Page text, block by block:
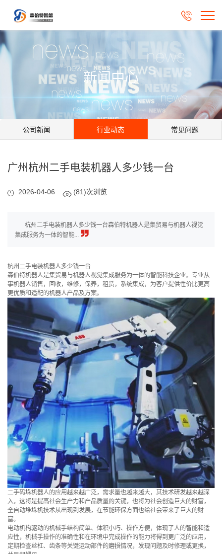

新闻中心
公司新闻 行业动态 常见问题
广州杭州二手电装机器人多少钱一台
2026-04-06 (81)次浏览
杭州二手电装机器人多少钱一台森伯特机器人是集贸易与机器人视觉
集成服务为一体的智能...
杭州二手电装机器人多少钱一台
森伯特机器人是集贸易与机器人视觉集成服务为一体的智能科技企业。专业从
事机器人销售，回收，维修，保养，租赁，系统集成，为客户提供性价比更高
更优质和适配的机器人产品及方案。
二手码垛机器人的应用越来越广泛，需求量也越来越大，其技术研发越来越深
入，这将是提高社会生产力和产品质量的关键，也将为社会创造巨大的财富，
全自动堆垛机技术从出现到发展，在节能环保方面也给社会带来了巨大的财
富。
电动机构驱动的机械手结构简单、体积小巧、操作方便，体现了人的智能和适
应性，机械手操作的准确性和在环境中完成操作的能力将得到更广泛的应用，
定期检查丝杠、齿条等关键运动部件的磨损情况，发现问题及时修理或更换，